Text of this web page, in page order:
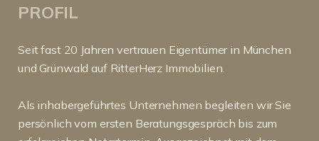
PROFIL
Seit fast 20 Jahren vertrauen Eigentümer in München
und Grünwald auf RitterHerz Immobilien.
Als inhabergeführtes Unternehmen begleiten wir Sie
persönlich vom ersten Beratungsgespräch bis zum